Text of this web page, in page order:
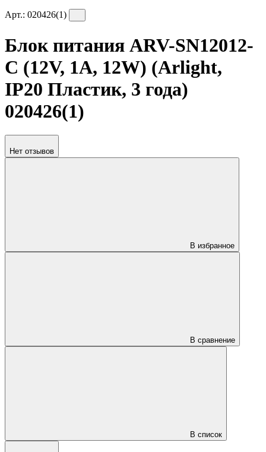
Арт.: 020426(1)
Блок питания ARV-SN12012-
C (12V, 1A, 12W) (Arlight,
IP20 Пластик, 3 года)
020426(1)
Нет отзывов
В избранное
В сравнение
В список